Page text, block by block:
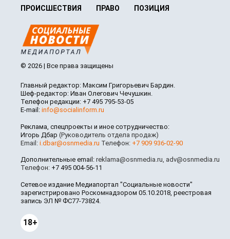
ПРОИСШЕСТВИЯ
ПРАВО ПОЗИЦИЯ
© 2026 | Все права защищены
Главный редактор: Максим Григорьевич Бардин.
Шеф-редактор: Иван Олегович Чечушкин.
Телефон редакции: +7 495 795-53-05
E-mail: info@socialinform.ru
Реклама, спецпроекты и иное сотрудничество:
Игорь Дбар (Руководитель отдела продаж)
Email: i.dbar@osnmedia.ru Телефон: +7 909 936-02-90
Дополнительные email: reklama@osnmedia.ru, adv@osnmedia.ru
Телефон: +7 495 004-56-11
Сетевое издание Медиапортал "Социальные новости"
зарегистрировано Роскомнадзором 05.10.2018, реестровая
запись ЭЛ № ФС77-73824.
18+